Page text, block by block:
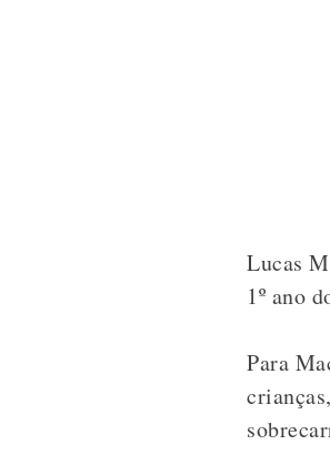
Lucas
1º ano
Para